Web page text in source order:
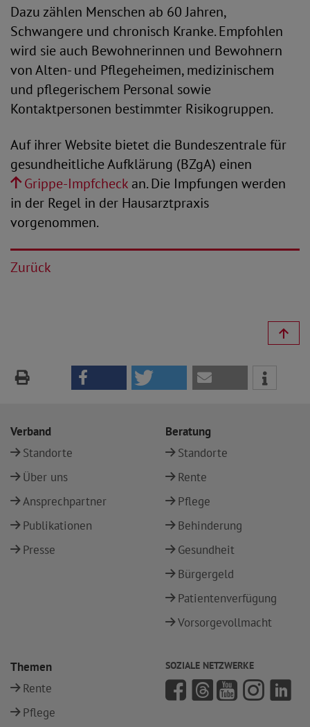
Dazu zählen Menschen ab 60 Jahren,
Schwangere und chronisch Kranke. Empfohlen
wird sie auch Bewohnerinnen und Bewohnern
von Alten- und Pflegeheimen, medizinischem
und pflegerischem Personal sowie
Kontaktpersonen bestimmter Risikogruppen.
Auf ihrer Website bietet die Bundeszentrale für
gesundheitliche Aufklärung (BZgA) einen
Grippe-Impfcheck an. Die Impfungen werden
in der Regel in der Hausarztpraxis
vorgenommen.
Zurück
Verband
Standorte
Über uns
Ansprechpartner
Publikationen
Presse
Beratung
Standorte
Rente
Pflege
Behinderung
Gesundheit
Bürgergeld
Patientenverfügung
Vorsorgevollmacht
Themen
Rente
Pflege
SOZIALE NETZWERKE